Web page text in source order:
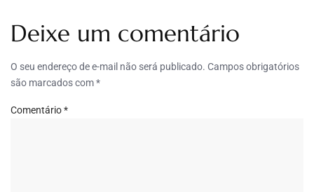
Deixe um comentário
O seu endereço de e-mail não será publicado. Campos obrigatórios
são marcados com*
Comentário*